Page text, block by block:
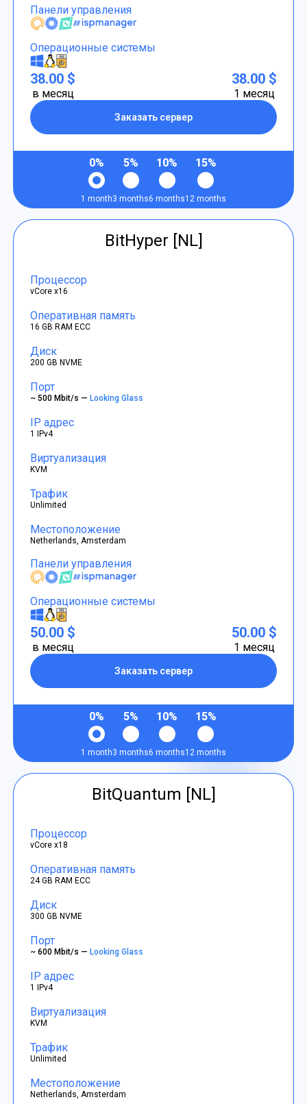
Панели управления
Операционные системы
38.00 $
в месяц
Заказать сервер
38.00 $
1 месяц
0%
1 month
5%
3 months
10%
6 months
15%
12 months
BitHyper [NL]
Процессор
vCore x16
Оперативная память
16 GB RAM ECC
Диск
200 GB NVME
Порт
~ 500 Mbit/s —Looking Glass
IP адрес
1 IPv4
Виртуализация
KVM
Трафик
Unlimited
Местоположение
Netherlands, Amsterdam
Панели управления
Операционные системы
50.00 $
в месяц
Заказать сервер
50.00 $
1 месяц
0%
1 month
5%
3 months
10%
6 months
15%
12 months
BitQuantum [NL]
Процессор
vCore x18
Оперативная память
24 GB RAM ECC
Диск
300 GB NVME
Порт
~ 600 Mbit/s —Looking Glass
IP адрес
1 IPv4
Виртуализация
KVM
Трафик
Unlimited
Местоположение
Netherlands, Amsterdam